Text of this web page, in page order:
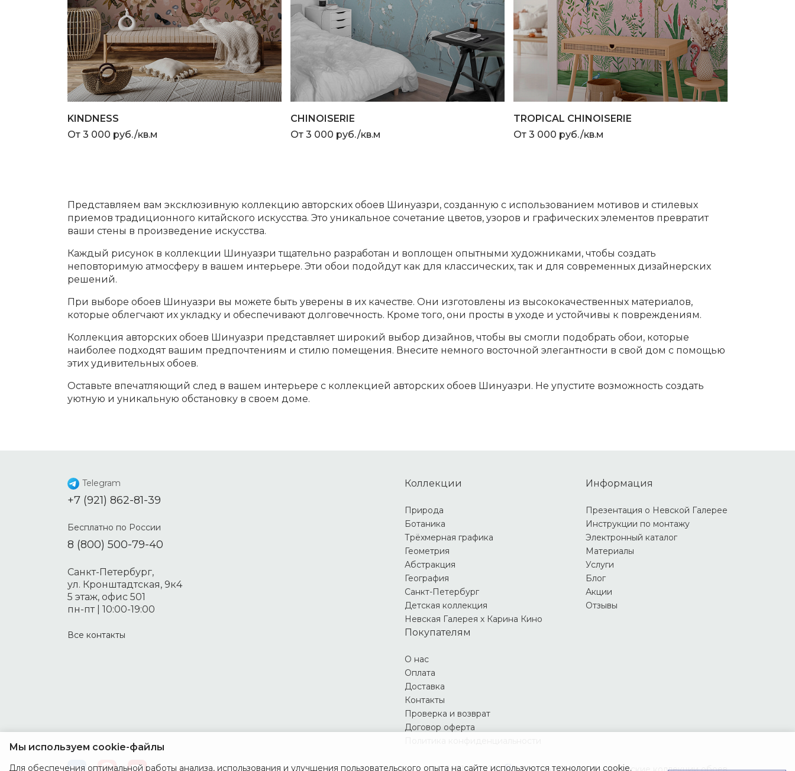
KINDNESS
От 3 000 руб./кв.м
CHINOISERIE
От 3 000 руб./кв.м
TROPICAL CHINOISERIE
От 3 000 руб./кв.м
Представляем вам эксклюзивную коллекцию авторских обоев Шинуазри, созданную с использованием мотивов и стилевых
приемов традиционного китайского искусства. Это уникальное сочетание цветов, узоров и графических элементов превратит
ваши стены в произведение искусства.
Каждый рисунок в коллекции Шинуазри тщательно разработан и воплощен опытными художниками, чтобы создать
неповторимую атмосферу в вашем интерьере. Эти обои подойдут как для классических, так и для современных дизайнерских
решений.
При выборе обоев Шинуазри вы можете быть уверены в их качестве. Они изготовлены из высококачественных материалов,
которые облегчают их укладку и обеспечивают долговечность. Кроме того, они просты в уходе и устойчивы к повреждениям.
Коллекция авторских обоев Шинуазри представляет широкий выбор дизайнов, чтобы вы смогли подобрать обои, которые
наиболее подходят вашим предпочтениям и стилю помещения. Внесите немного восточной элегантности в свой дом с помощью
этих удивительных обоев.
Оставьте впечатляющий след в вашем интерьере с коллекцией авторских обоев Шинуазри. Не упустите возможность создать
уютную и уникальную обстановку в своем доме.
Telegram
+7 (921) 862-81-39
Бесплатно по России
8 (800) 500-79-40
Санкт-Петербург,
ул. Кронштадтская, 9к4
5 этаж, офис 501
пн-пт | 10:00-19:00
Все контакты
Коллекции
Природа
Ботаника
Трёхмерная графика
Геометрия
Абстракция
География
Санкт-Петербург
Детская коллекция
Невская Галерея х Карина Кино
Информация
Презентация о Невской Галерее
Инструкции по монтажу
Электронный каталог
Материалы
Услуги
Блог
Акции
Отзывы
Покупателям
О нас
Оплата
Доставка
Контакты
Проверка и возврат
Договор оферта
Мы используем cookie-файлы
Для обеспечения оптимальной работы анализа, использования и улучшения пользовательского опыта на сайте используются технологии cookie.